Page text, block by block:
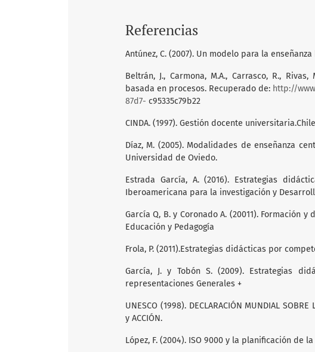
Referencias
Antúnez, C. (2007). Un modelo para la
Beltrán, J., Carmona, M.A., Carrasco, R.,
basada en procesos. Recuperado de: http://
87d7- c95335c79b22
CINDA. (1997). Gestión docente
Díaz, M. (2005). Modalidades de enseñanza
Universidad de Oviedo.
Estrada García, A. (2016). Estrategias
Iberoamericana para la investigación y
García Q, B. y Coronado A. (20011). Formación
Educación y Pedagogía
Frola, P. (2011).Estrategias didácticas por
García, J. y Tobón S. (2009). Estrategias
representaciones Generales +
UNESCO (1998). DECLARACIÓN MUNDIAL SOBRE
y ACCIÓN.
López, F. (2004). ISO 9000 y la planificación de